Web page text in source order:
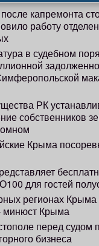
капремонта
работу
в судебном
РК
собственников
Крыма
для гостей
регионах Крыма
минюст Крыма
перед судом
бизнеса